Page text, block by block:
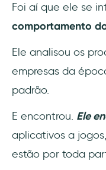
Foi aí que ele se
comportamento
Ele analisou os
empresas da
padrão.
E encontrou. Ele
aplicativos a
estão por toda